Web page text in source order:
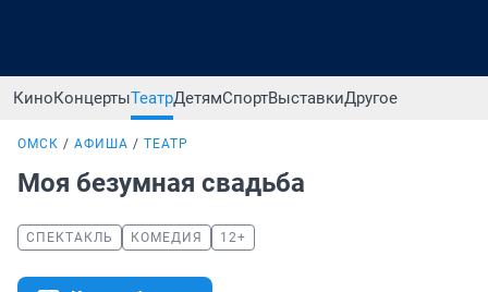
КиноКонцертыТеатрДетямСпортВыставкиДругое
ОМСК АФИША ТЕАТР
Моя безумная свадьба
СПЕКТАКЛЬ КОМЕДИЯ 12+